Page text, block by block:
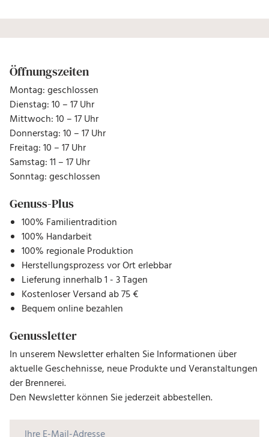
Öffnungszeiten
Montag: geschlossen
Dienstag: 10 – 17 Uhr
Mittwoch: 10 – 17 Uhr
Donnerstag: 10 – 17 Uhr
Freitag: 10 – 17 Uhr
Samstag: 11 – 17 Uhr
Sonntag: geschlossen
Genuss-Plus
100% Familientradition
100% Handarbeit
100% regionale Produktion
Herstellungsprozess vor Ort erlebbar
Lieferung innerhalb 1 - 3 Tagen
Kostenloser Versand ab 75 €
Bequem online bezahlen
Genussletter
In unserem Newsletter erhalten Sie Informationen über
aktuelle Geschehnisse, neue Produkte und Veranstaltungen
der Brennerei.
Den Newsletter können Sie jederzeit abbestellen.